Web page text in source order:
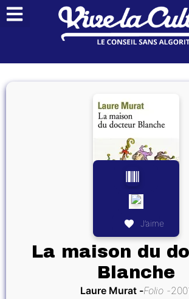
J’aime
La maison du
Blanche
Laure Murat Folio